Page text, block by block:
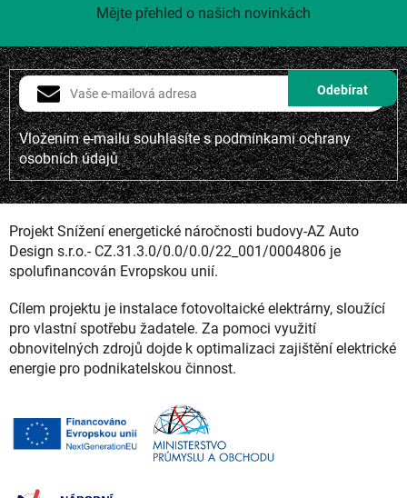
Vložením e-mailu souhlasíte spodmínkami ochrany
osobních údajů
Mějte přehled o našich novinkách
Projekt Snížení energetické náročnosti budovy-AZ Auto
Design s.r.o.- CZ.31.3.0/0.0/0.0/22_001/0004806 je
spolufinancován Evropskou unií.
Cílem projektu je instalace fotovoltaické elektrárny, sloužící
pro vlastní spotřebu žadatele. Za pomoci využití
obnovitelných zdrojů dojde k optimalizaci zajištění elektrické
energie pro podnikatelskou činnost.